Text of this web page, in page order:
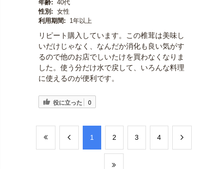
年齢: 40代
性別: 女性
利用期間:
1年以上
リピート購入しています。この椎茸は美味し
いだけじゃなく、なんだか消化も良い気がす
るので他のお店でしいたけを買わなくなりま
した。使う分だけ水で戻して、いろんな料理
に使えるのが便利です。
役に立った 0
​1 ​2 ​3 ​4